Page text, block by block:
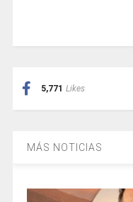
5,771 Likes
MÁS NOTICIAS